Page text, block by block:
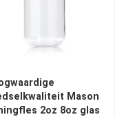
Mason
2oz 8oz glas